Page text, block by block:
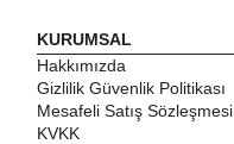
KURUMSAL
Hakkımızda
Gizlilik Güvenlik Politikası
Mesafeli Satış Sözleşmesi
KVKK